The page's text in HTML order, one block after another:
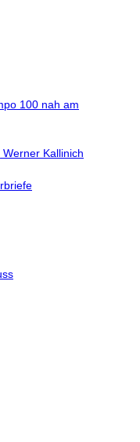
100 nah am
Kallinich